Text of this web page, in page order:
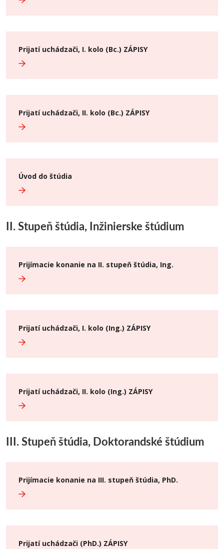
Prijatí uchádzači, I. kolo (Bc.) ZÁPISY
Prijatí uchádzači, II. kolo (Bc.) ZÁPISY
Úvod do štúdia
II. Stupeň štúdia, Inžinierske štúdium
Prijímacie konanie na II. stupeň štúdia, Ing.
Prijatí uchádzači, I. kolo (Ing.) ZÁPISY
Prijatí uchádzači, II. kolo (Ing.) ZÁPISY
III. Stupeň štúdia, Doktorandské štúdium
Prijímacie konanie na III. stupeň štúdia, PhD.
Prijatí uchádzači (PhD.) ZÁPISY